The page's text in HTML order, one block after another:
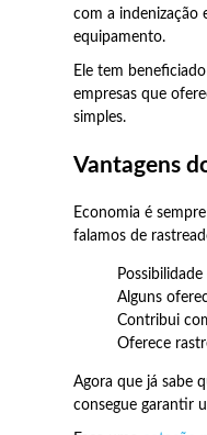
com a indenização
equipamento.
Ele tem
empresas que
simples.
Vantagens
Economia é
falamos de
Alguns
Contribui
Oferece
Agora que já sabe
consegue garantir